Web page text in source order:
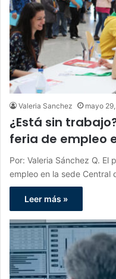
Valeria Sanchez mayo
¿Está sin
feria de empleo
Por: Valeria Sánchez Q.
empleo en la sede Central
Leer más »